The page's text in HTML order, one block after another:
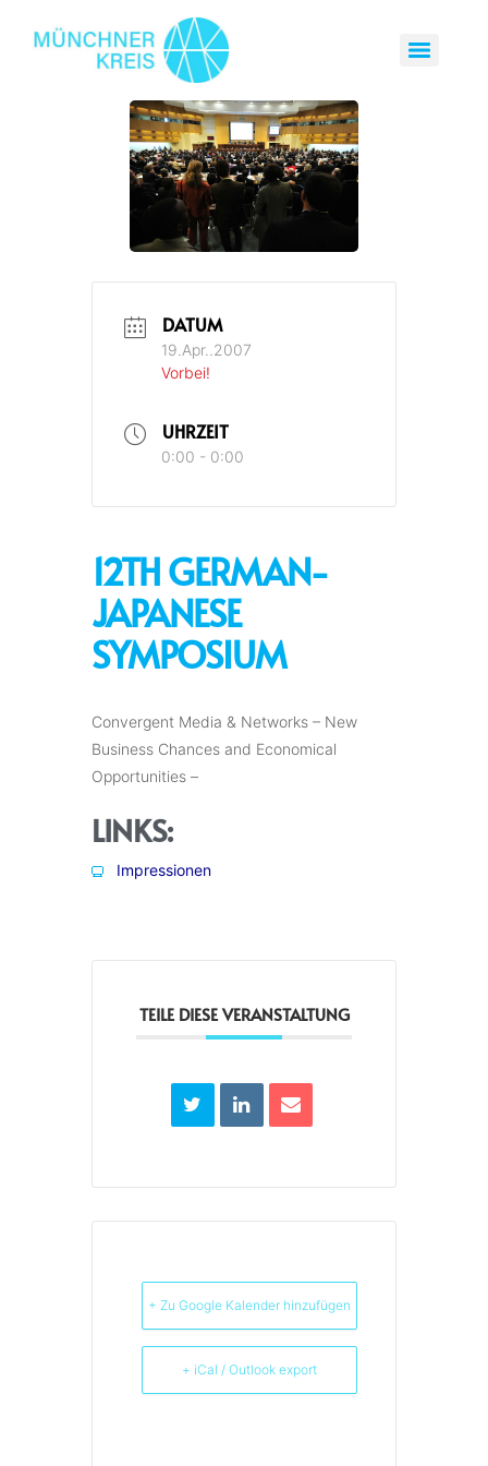
DATUM
19.Apr..2007
Vorbei!
UHRZEIT
0:00 - 0:00
12TH GERMAN-
JAPANESE
SYMPOSIUM
Convergent Media & Networks – New
Business Chances and Economical
Opportunities –
LINKS:
Impressionen
TEILE DIESE VERANSTALTUNG
+ Zu Google Kalender hinzufügen
+ iCal / Outlook export